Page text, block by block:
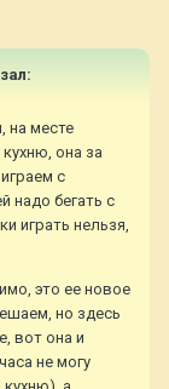
на месте
она за
с
надо бегать с
играть нельзя,
это ее новое
но здесь
вот она и
не могу